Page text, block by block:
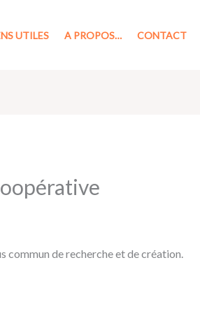
UTILES A PROPOS… CONTACT
commun de recherche et de création.